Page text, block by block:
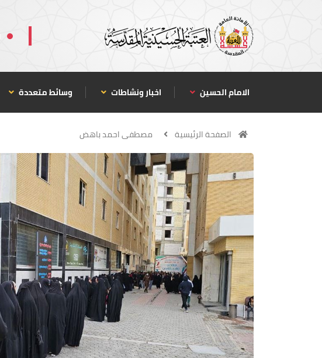
الامام الحسين اخبار ونشاطات وسائط متعددة
الصفحة الرئيسية مصطفى احمد باهض